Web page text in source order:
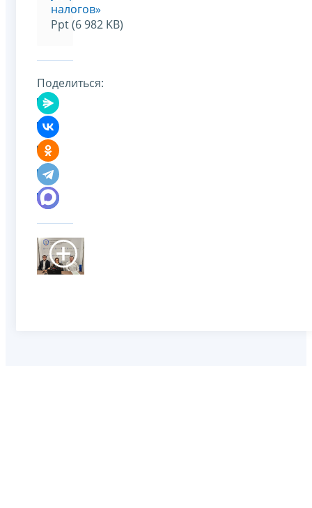
налогов»
Ppt (6 982 KB)
Поделиться: